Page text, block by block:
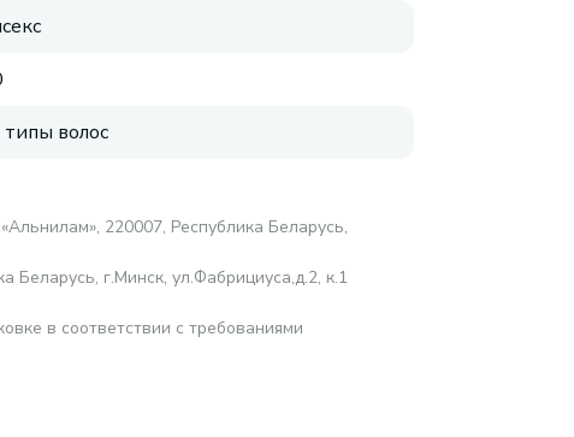
типы волос
220007, Республика Беларусь,
Беларусь, г.Минск, ул.Фабрициуса,д.2, к.1
в соответствии с требованиями